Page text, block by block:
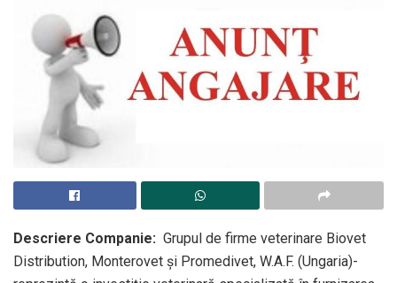
Descriere Companie: Grupul de firme veterinare Biovet
Distribution, Monterovet și Promedivet, W.A.F. (Ungaria)-